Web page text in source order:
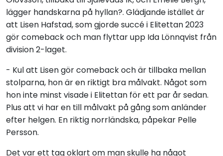
lägger handskarna på hyllan?. Glädjande istället är
att Lisen Hafstad, som gjorde succé i Elitettan 2023
gör comeback och man flyttar upp Ida Lönnqvist från
division 2-laget.
- Kul att Lisen gör comeback och är tillbaka mellan
stolparna, hon är en riktigt bra målvakt. Något som
hon inte minst visade i Elitettan för ett par år sedan.
Plus att vi har en till målvakt på gång som anländer
efter helgen. En riktig norrländska, påpekar Pelle
Persson.
Det var ett tag oklart om man skulle ha något